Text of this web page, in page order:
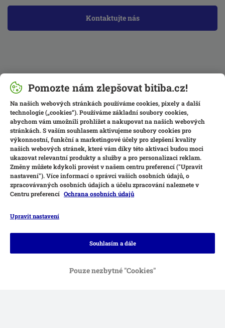
Kontaktujte nás
Způsoby platby
Dobírka
Pomozte nám zlepšovat bitiba.cz!
Na našich webových stránkách používáme cookies, pixely a další
technologie („cookies“). Používáme základní soubory cookies,
abychom vám umožnili prohlížet a nakupovat na našich webových
stránkách. S vaším souhlasem aktivujeme soubory cookies pro
výkonnostní, funkční a marketingové účely pro zlepšení kvality
našich webových stránek, které vám díky této aktivaci budou moci
ukazovat relevantní produkty a služby a pro personalizaci reklam.
Změny můžete kdykoli provést v našem centru preferencí ("Upravit
nastavení"). Více informací o správci vašich osobních údajů, o
zpracovávaných osobních údajích a účelu zpracování naleznete v
Centru preferencí Ochrana osobních údajů
Upravit nastavení
Pouze nezbytné "Cookies"
Souhlasím a dále